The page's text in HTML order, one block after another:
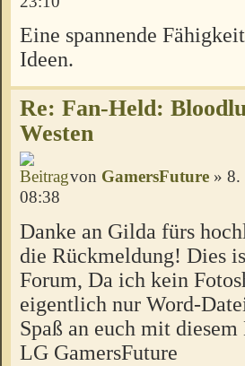
Eine spannende
Ideen.
Re: Fan-Held:
Westen
von GamersFuture » 8.
08:38
Danke an Gilda fürs
die Rückmeldung! Dies
Forum, Da ich kein
eigentlich nur Word-
Spaß an euch mit
LG GamersFuture